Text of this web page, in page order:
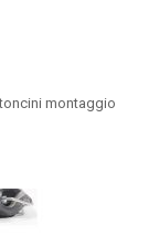
montaggio